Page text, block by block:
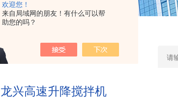
欢迎您！
来自局域网的朋友！有什么可以帮
助您的吗？
龙兴高速升降搅拌机